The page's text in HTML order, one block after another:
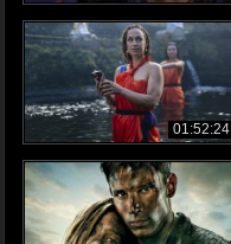
01:52:24